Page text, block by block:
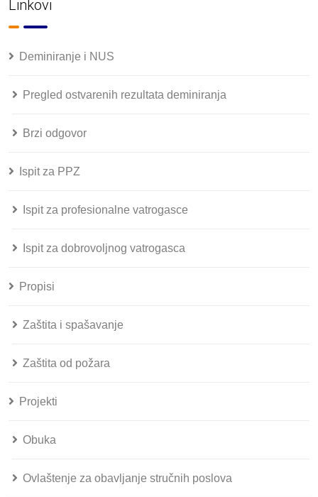
Linkovi
Deminiranje i NUS
Pregled ostvarenih rezultata deminiranja
Brzi odgovor
Ispit za PPZ
Ispit za profesionalne vatrogasce
Ispit za dobrovoljnog vatrogasca
Propisi
Zaštita i spašavanje
Zaštita od požara
Projekti
Obuka
Ovlaštenje za obavljanje stručnih poslova